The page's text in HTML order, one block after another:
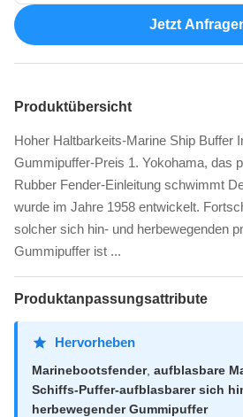
Jetzt
Produktübersicht
Hoher Haltbarkeits-Marine Ship Buffer
Gummipuffer-Preis 1. Yokohama, das
Rubber Fender-Einleitung schwimmt
wurde im Jahre 1958 entwickelt.
solcher sich hin- und herbewegenden
Gummipuffer ist ...
Produktanpassungsattribute
Hervorheben
Marinebootsfender, aufblasbare
Schiffs-Puffer-aufblasbarer sich
herbewegender Gummipuffer